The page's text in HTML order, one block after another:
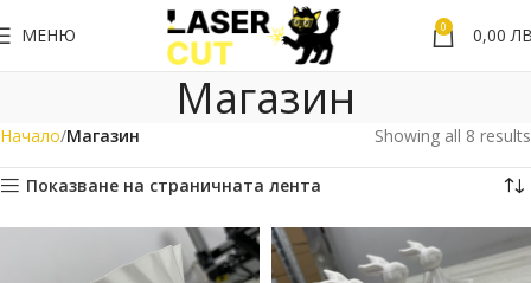
МЕНЮ 0 0,00
Магазин
Начало Магазин Showing all 8 results
Показване на страничната лента